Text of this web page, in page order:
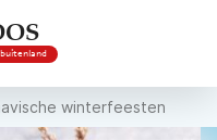
winterfeesten